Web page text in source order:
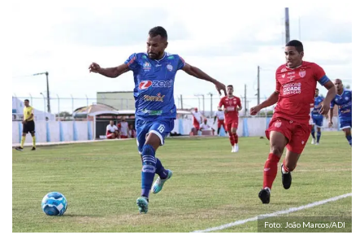
Foto: João Marcos/ADI